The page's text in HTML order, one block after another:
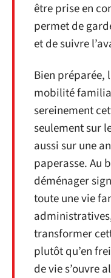
être prise en
permet de
et de suivre
Bien préparée,
mobilité
sereinement
seulement sur
aussi sur une
paperasse. Au
déménager
toute une vie
transformer
plutôt qu’en
de vie s’ouvre